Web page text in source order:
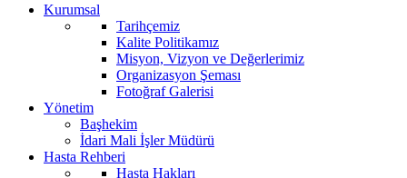
Kurumsal
Tarihçemiz
Kalite Politikamız
Misyon, Vizyon ve Değerlerimiz
Organizasyon Şeması
Fotoğraf Galerisi
Yönetim
Başhekim
İdari Mali İşler Müdürü
Hasta Rehberi
Hasta Hakları